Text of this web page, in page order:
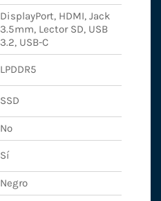
DisplayPort, HDMI, Jack
3.5mm, Lector SD, USB
3.2, USB-C
LPDDR5
SSD
No
Sí
Negro